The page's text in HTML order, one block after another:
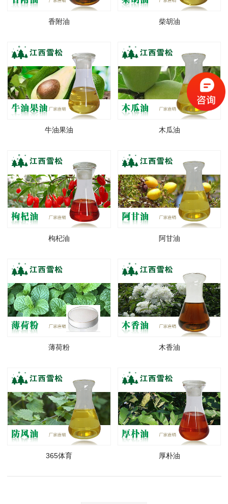
香附油 柴胡油
牛油果油 木瓜油
枸杞油 阿甘油
薄荷粉 木香油
365体育 厚朴油